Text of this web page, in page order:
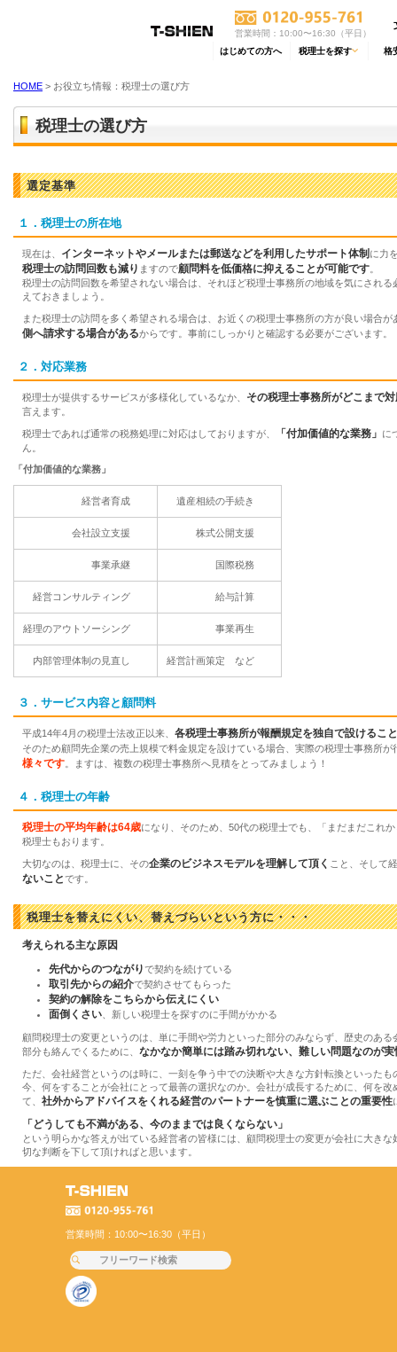
営業時間：10:00〜16:30（平日）
はじめての方へ 税理士を探す 格
HOME > お役立ち情報：税理士の選び方
税理士の選び方
選定基準
１．税理士の所在地
現在は、 インターネットやメールまたは郵送などを利用したサポート体制 に力
税理士の訪問回数も減り ますので顧問料を低価格に抑えることが可能です
税理士の訪問回数を希望されない場合は、それほど税理士事務所の地域を気にされ
えておきましょう。
また税理士の訪問を多く希望される場合は、お近くの税理士事務所の方が良い場合
側へ請求する場合があるからです。事前にしっかりと確認する必要がございます。
２．対応業務
税理士が提供するサービスが多様化しているなか、 その税理士事務所がどこまで
言えます。
税理士であれば通常の税務処理に対応はしておりますが、 「付加価値的な業務」 に
ん。
「付加価値的な業務」
経営者育成 遺産相続の手続き
会社設立支援 株式公開支援
事業承継 国際税務
経営コンサルティング 給与計算
経理のアウトソーシング 事業再生
内部管理体制の見直し 経営計画策定 など
３．サービス内容と顧問料
平成14年4月の税理士法改正以来、 各税理士事務所が報酬規定を独自で設けるこ
そのため顧問先企業の売上規模で料金規定を設けている場合、実際の税理士事務所
様々です 。ますは、複数の税理士事務所へ見積をとってみましょう！
４．税理士の年齢
税理士の平均年齢は64歳になり、そのため、50代の税理士でも、「まだまだこれ
税理士もおります。
大切なのは、税理士に、その企業のビジネスモデルを理解して頂く こと、そして
ないことです。
税理士を替えにくい、替えづらいという方に・・・
考えられる主な原因
先代からのつながりで契約を続けている
取引先からの紹介で契約させてもらった
契約の解除をこちらから伝えにくい
面倒くさい 、新しい税理士を探すのに手間がかかる
顧問税理士の変更というのは、単に手間や労力といった部分のみならず、歴史のあ
部分も絡んでくるために、 なかなか簡単には踏み切れない、難しい問題なのが実
ただ、会社経営というのは時に、一刻を争う中での決断や大きな方針転換といった
今、何をすることが会社にとって最善の選択なのか。会社が成長するために、何を
て、 社外からアドバイスをくれる経営のパートナーを慎重に選ぶことの重要性
「どうしても不満がある、今のままでは良くならない」
という明らかな答えが出ている経営者の皆様には、顧問税理士の変更が会社に大き
切な判断を下して頂ければと思います。
営業時間：10:00〜16:30（平日）